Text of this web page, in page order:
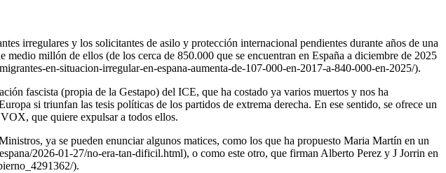
irregulares y los solicitantes de asilo y protección internacional pendientes durante años de una
millón de ellos (de los cerca de 850.000 que se encuentran en España a diciembre de 2025
en-situacion-irregular-en-espana-aumenta-de-107-000-en-2017-a-840-000-en-2025/).
fascista (propia de la Gestapo) del ICE, que ha costado ya varios muertos y nos ha
si triunfan las tesis políticas de los partidos de extrema derecha. En ese sentido, se ofrece un
que quiere expulsar a todos ellos.
ya se pueden enunciar algunos matices, como los que ha propuesto Maria Martín en un
2026-01-27/no-era-tan-dificil.html), o como este otro, que firman Alberto Perez y J Jorrin en
).